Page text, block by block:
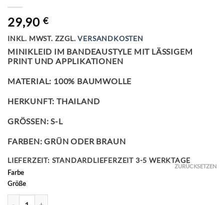
29,90 €
INKL. MWST. ZZGL.VERSANDKOSTEN
MINIKLEID IM BANDEAUSTYLE MIT LÄSSIGEM
PRINT UND APPLIKATIONEN
MATERIAL: 100% BAUMWOLLE
HERKUNFT: THAILAND
GRÖSSEN: S-L
FARBEN: GRÜN ODER BRAUN
LIEFERZEIT: STANDARDLIEFERZEIT 3-5 WERKTAGE
Farbe
Größe
ZURÜCKSETZEN